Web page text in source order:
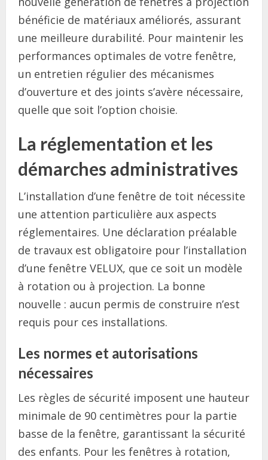
bénéficie de matériaux améliorés, assurant
une meilleure durabilité. Pour maintenir les
performances optimales de votre fenêtre,
un entretien régulier des mécanismes
d’ouverture et des joints s’avère nécessaire,
quelle que soit l’option choisie.
La réglementation et les
démarches administratives
L’installation d’une fenêtre de toit nécessite
une attention particulière aux aspects
réglementaires. Une déclaration préalable
de travaux est obligatoire pour l’installation
d’une fenêtre VELUX, que ce soit un modèle
à rotation ou à projection. La bonne
nouvelle : aucun permis de construire n’est
requis pour ces installations.
Les normes et autorisations
nécessaires
Les règles de sécurité imposent une hauteur
minimale de 90 centimètres pour la partie
basse de la fenêtre, garantissant la sécurité
des enfants. Pour les fenêtres à rotation,